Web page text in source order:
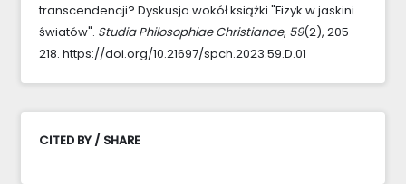
transcendencji? Dyskusja wokół książki "Fizyk w jaskini
światów". Studia Philosophiae Christianae, 59(2), 205–
218. https://doi.org/10.21697/spch.2023.59.D.01
CITED BY / SHARE